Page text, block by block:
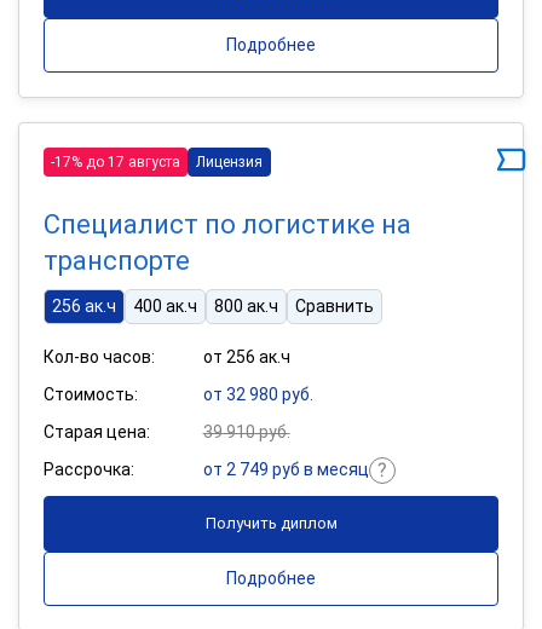
Подробнее
-17% до 17 августа Лицензия
Специалист по логистике на
транспорте
256 ак.ч 400 ак.ч 800 ак.ч Сравнить
Кол-во часов:
от 256 ак.ч
Стоимость:
от 32 980 руб.
Старая цена:
39 910 руб.
Рассрочка:
от 2 749 руб в месяц
Получить диплом
Подробнее